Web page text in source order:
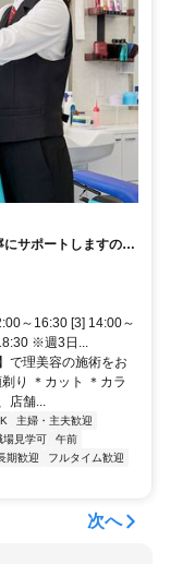
サポートしますので
で家庭との両立も安
～16:30 [3] 14:00～
※週3日...
で理美容の施術をお
り ＊カット ＊カラ
舗...
主婦・主夫歓迎
場見学可
午前
期歓迎
フルタイム歓迎
次へ